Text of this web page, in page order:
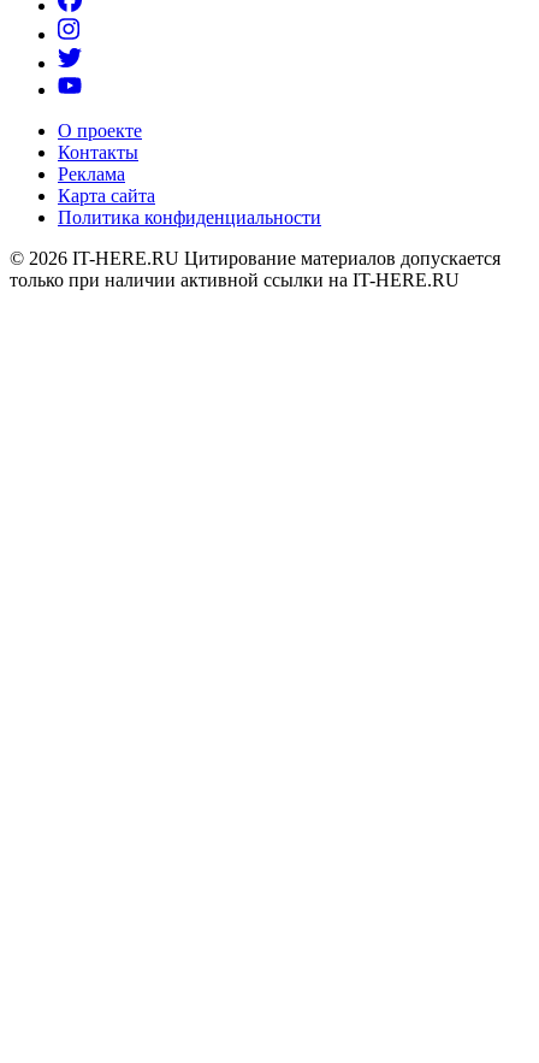
О проекте
Контакты
Реклама
Карта сайта
Политика конфиденциальности
© 2026 IT-HERE.RU Цитирование материалов допускается
только при наличии активной ссылки на IT-HERE.RU